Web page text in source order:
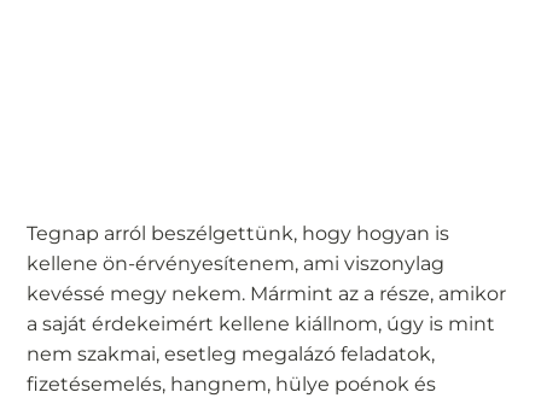
Tegnap arról beszélgettünk, hogy hogyan is
kellene ön-érvényesítenem, ami viszonylag
kevéssé megy nekem. Mármint az a része, amikor
a saját érdekeimért kellene kiállnom, úgy is mint
nem szakmai, esetleg megalázó feladatok,
fizetésemelés, hangnem, hülye poénok és